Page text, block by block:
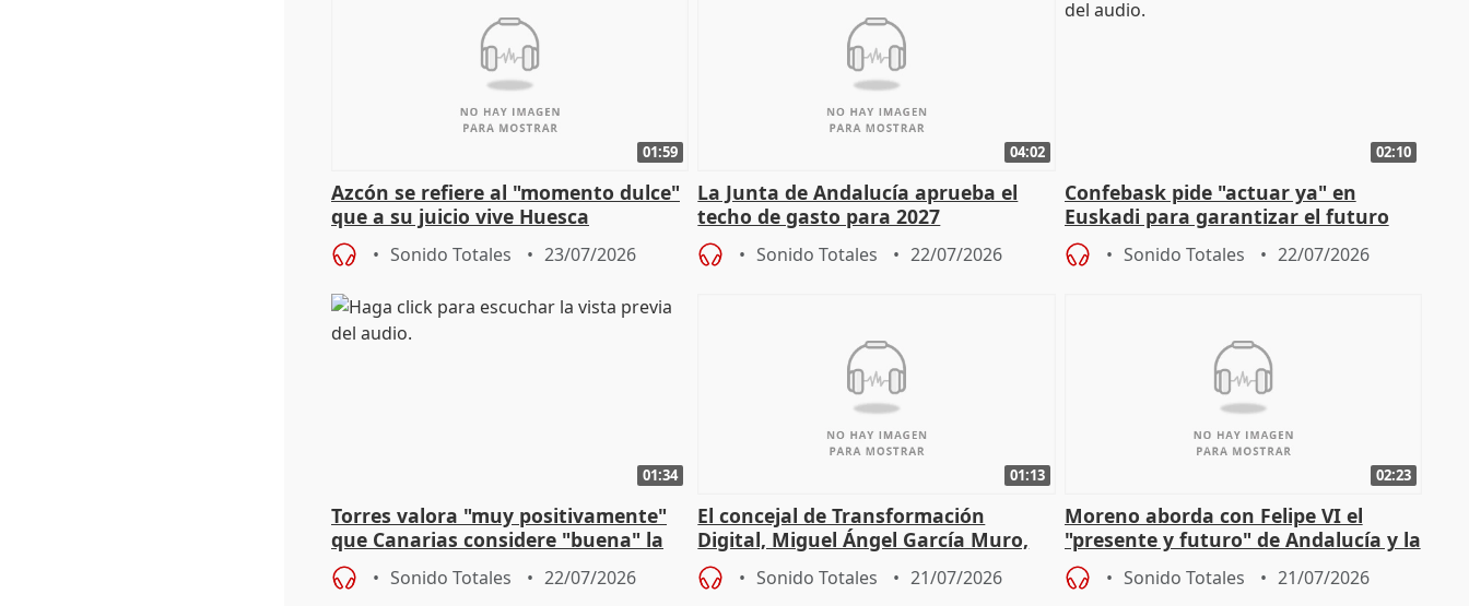
01:59
Azcón se refiere al "momento dulce"
que a su juicio vive Huesca
Sonido Totales 23/07/2026
04:02
La Junta de Andalucía aprueba el
techo de gasto para 2027
Sonido Totales 22/07/2026
02:10
Confebask pide "actuar ya" en
Euskadi para garantizar el futuro
con un pacto de país
Sonido Totales 22/07/2026
01:34
Torres valora "muy positivamente"
que Canarias considere "buena" la
propuesta del CPFF
Sonido Totales 22/07/2026
01:13
El concejal de Transformación
Digital, Miguel Ángel García Muro,
sobre la Ordenanza del Dato
Sonido Totales 21/07/2026
02:23
Moreno aborda con Felipe VI el
"presente y futuro" de Andalucía y la
preocupación por los incendios
Sonido Totales 21/07/2026